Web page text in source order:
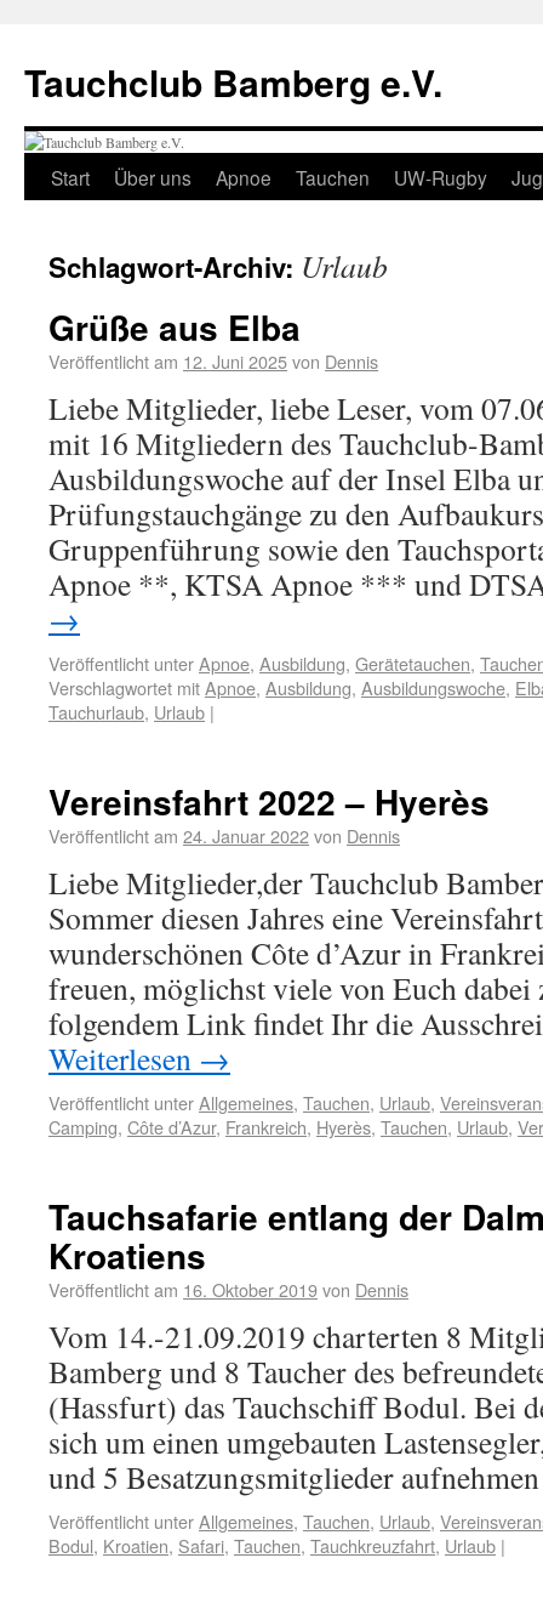
Tauchclub Bamberg e.V.
Start Über uns Apnoe Tauchen UW-Rugby
Schlagwort-Archiv: Urlaub
Grüße aus Elba
Veröffentlicht am 12. Juni 2025von Dennis
Liebe Mitglieder, liebe Leser, vom
mit 16 Mitgliedern des Tauchclub-
Ausbildungswoche auf der Insel Elba
Prüfungstauchgänge zu den
Gruppenführung sowie den
Apnoe **, KTSA Apnoe *** und
→
Veröffentlicht unterApnoe, Ausbildung, Gerätetauchen,
Verschlagwortet mitApnoe, Ausbildung, Ausbildungswoche,
Tauchurlaub, Urlaub |
Vereinsfahrt 2022 – Hyerès
Veröffentlicht am 24. Januar 2022von Dennis
Liebe Mitglieder,der Tauchclub
Sommer diesen Jahres eine
wunderschönen Côte d’Azur in
freuen, möglichst viele von Euch dabei
folgendem Link findet Ihr die
Weiterlesen →
Veröffentlicht unterAllgemeines, Tauchen, Urlaub,
Camping, Côte d’Azur, Frankreich, Hyerès, Tauchen, Urlaub,
Tauchsafarie entlang der
Kroatiens
Veröffentlicht am 16. Oktober 2019von Dennis
Vom 14.-21.09.2019 charterten 8
Bamberg und 8 Taucher des
(Hassfurt) das Tauchschiff Bodul. Bei
sich um einen umgebauten
und 5 Besatzungsmitglieder
Veröffentlicht unterAllgemeines, Tauchen, Urlaub,
Bodul, Kroatien, Safari, Tauchen, Tauchkreuzfahrt, Urlaub |